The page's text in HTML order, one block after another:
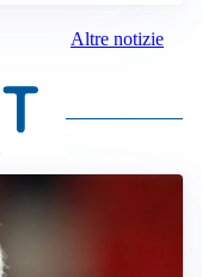
Altre notizie